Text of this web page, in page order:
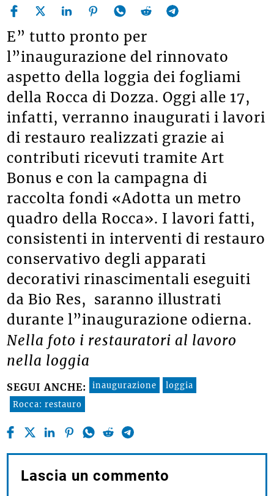
E” tutto pronto per
l”inaugurazione del rinnovato
aspetto della loggia dei fogliami
della Rocca di Dozza. Oggi alle 17,
infatti, verranno inaugurati i lavori
di restauro realizzati grazie ai
contributi ricevuti tramite Art
Bonus e con la campagna di
raccolta fondi «Adotta un metro
quadro della Rocca». I lavori fatti,
consistenti in interventi di restauro
conservativo degli apparati
decorativi rinascimentali eseguiti
da Bio Res, saranno illustrati
durante l”inaugurazione odierna.
Nella foto i restauratori al lavoro
nella loggia
SEGUI ANCHE: inaugurazione
loggia
Rocca: restauro
Lascia un commento